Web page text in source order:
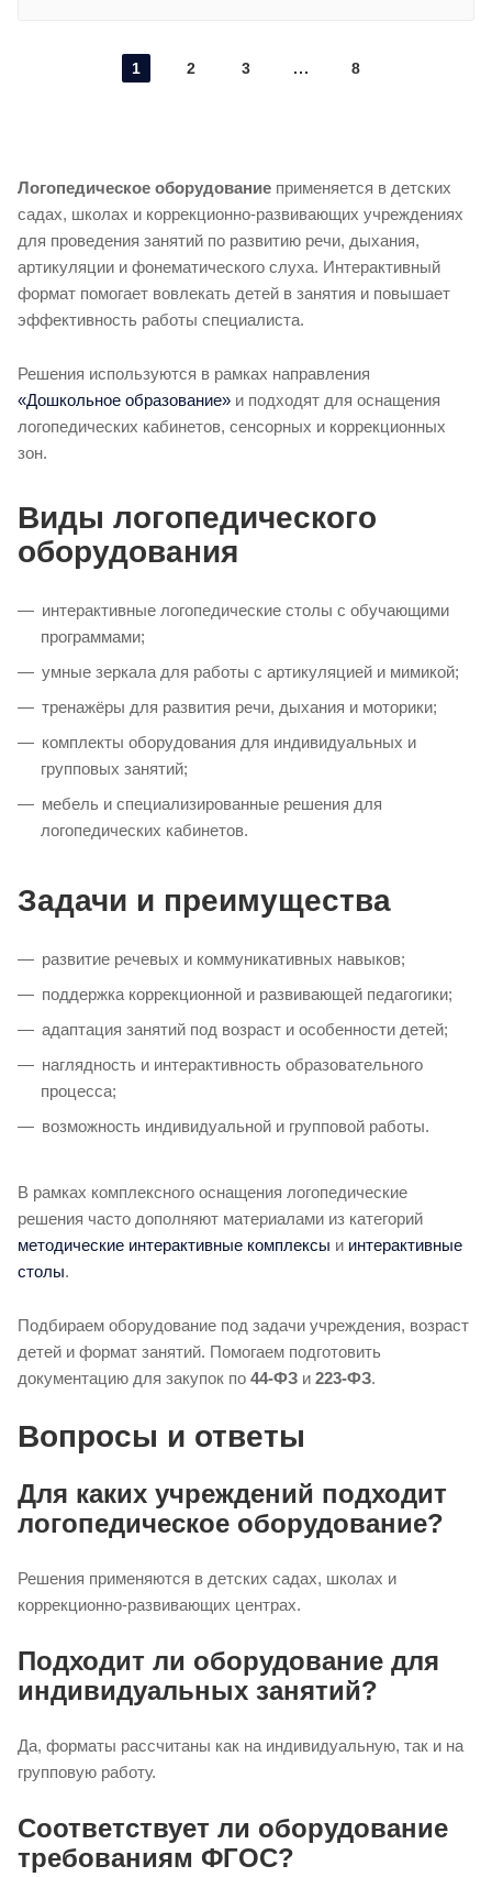
1 2 3 8
Логопедическое оборудование применяется в детских
садах, школах и коррекционно-развивающих учреждениях
для проведения занятий по развитию речи, дыхания,
артикуляции и фонематического слуха. Интерактивный
формат помогает вовлекать детей в занятия и повышает
эффективность работы специалиста.
Решения используются в рамках направления
«Дошкольное образование» и подходят для оснащения
логопедических кабинетов, сенсорных и коррекционных
зон.
Виды логопедического
оборудования
интерактивные логопедические столы с обучающими
программами;
умные зеркала для работы с артикуляцией и мимикой;
тренажёры для развития речи, дыхания и моторики;
комплекты оборудования для индивидуальных и
групповых занятий;
мебель и специализированные решения для
логопедических кабинетов.
Задачи и преимущества
развитие речевых и коммуникативных навыков;
поддержка коррекционной и развивающей педагогики;
адаптация занятий под возраст и особенности детей;
наглядность и интерактивность образовательного
процесса;
возможность индивидуальной и групповой работы.
В рамках комплексного оснащения логопедические
решения часто дополняют материалами из категорий
методические интерактивные комплексы и интерактивные
столы.
Подбираем оборудование под задачи учреждения, возраст
детей и формат занятий. Помогаем подготовить
документацию для закупок по 44-ФЗ и 223-ФЗ.
Вопросы и ответы
Для каких учреждений подходит
логопедическое оборудование?
Решения применяются в детских садах, школах и
коррекционно-развивающих центрах.
Подходит ли оборудование для
индивидуальных занятий?
Да, форматы рассчитаны как на индивидуальную, так и на
групповую работу.
Соответствует ли оборудование
требованиям ФГОС?